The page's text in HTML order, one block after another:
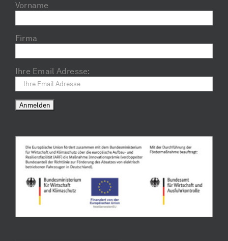
Vorname
Firma
Ihre Email Adresse: